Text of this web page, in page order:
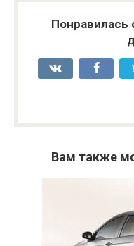
Понравилась
Вам также